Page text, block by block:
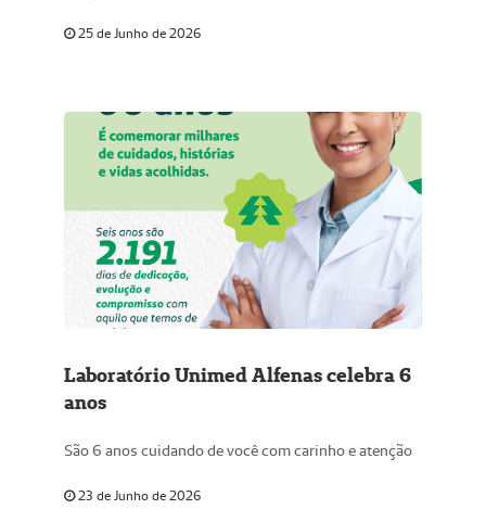
25 de Junho de 2026
Laboratório Unimed Alfenas celebra 6
anos
São 6 anos cuidando de você com carinho e atenção
23 de Junho de 2026